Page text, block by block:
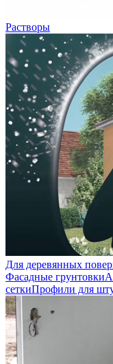
Растворы
Для деревянных
Фасадные грунтовки
сеткиПрофили для